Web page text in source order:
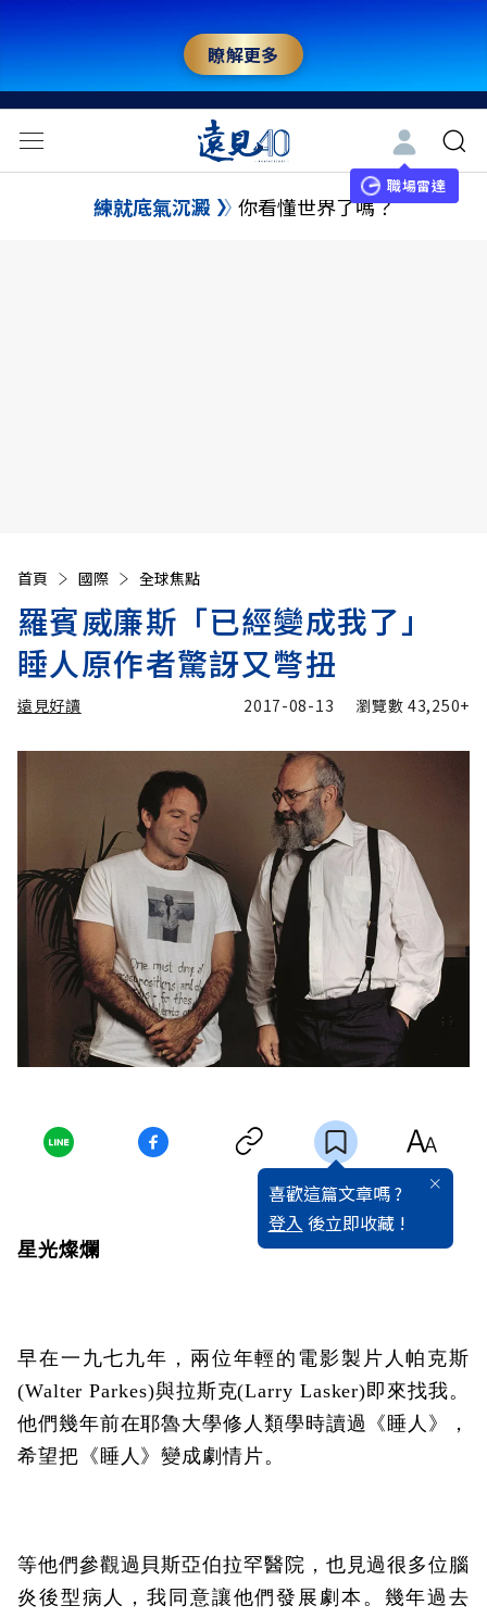
瞭解更多
職場雷達
練就底氣沉澱 你看懂世界了嗎？
首頁 國際 全球焦點
羅賓威廉斯「已經變成我了」
睡人原作者驚訝又彆扭
遠見好讀 2017-08-13 瀏覽數43,250+
喜歡這篇文章嗎 ?
登入 後立即收藏 !
星光燦爛
早在一九七九年，兩位年輕的電影製片人帕克斯
(Walter Parkes)與拉斯克(Larry Lasker)即來找我。
他們幾年前在耶魯大學修人類學時讀過《睡人》，
希望把《睡人》變成劇情片。
等他們參觀過貝斯亞伯拉罕醫院，也見過很多位腦
炎後型病人，我同意讓他們發展劇本。幾年過去